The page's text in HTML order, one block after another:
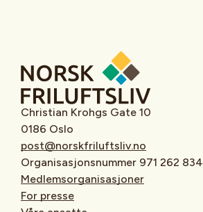
Christian Krohgs Gate 10
0186 Oslo
post@norskfriluftsliv.no
Organisasjonsnummer 971 262 834
Medlemsorganisasjoner
For presse